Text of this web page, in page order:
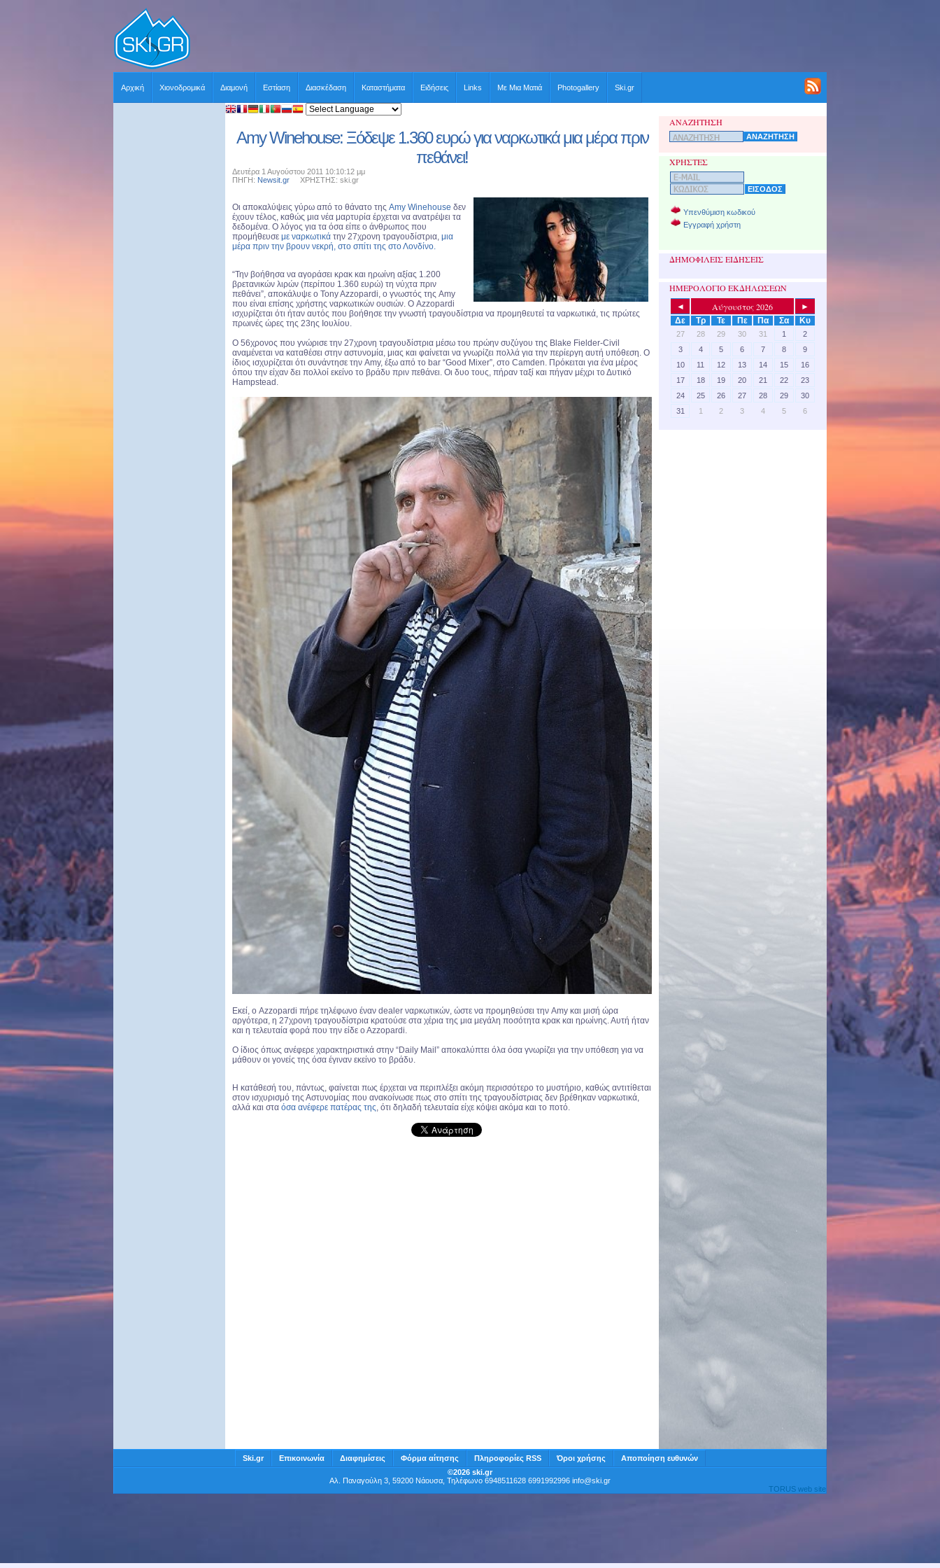
Αρχική Χιονοδρομικά Διαμονή Εστίαση Διασκέδαση Καταστήματα Ειδήσεις Links Με Μια Ματιά Photogallery Ski.gr
Amy Winehouse: Ξόδεψε 1.360 ευρώ για ναρκωτικά μια μέρα πριν
πεθάνει!
Δευτέρα 1 Αυγούστου 2011 10:10:12 μμ
ΠΗΓΗ: Newsit.gr ΧΡΗΣΤΗΣ: ski.gr
Οι αποκαλύψεις γύρω από το θάνατο της Amy Winehouse δεν
έχουν τέλος, καθώς μια νέα μαρτυρία έρχεται να ανατρέψει τα
δεδομένα. Ο λόγος για τα όσα είπε ο άνθρωπος που
προμήθευσε με ναρκωτικά την 27χρονη τραγουδίστρια, μια
μέρα πριν την βρουν νεκρή, στο σπίτι της στο Λονδίνο.
“Την βοήθησα να αγοράσει κρακ και ηρωίνη αξίας 1.200
βρετανικών λιρών (περίπου 1.360 ευρώ) τη νύχτα πριν
πεθάνει”, αποκάλυψε ο Tony Azzopardi, ο γνωστός της Amy
που είναι επίσης χρήστης ναρκωτικών ουσιών. Ο Azzopardi
ισχυρίζεται ότι ήταν αυτός που βοήθησε την γνωστή τραγουδίστρια να προμηθευτεί τα ναρκωτικά, τις πρώτες
πρωινές ώρες της 23ης Ιουλίου.
Ο 56χρονος που γνώρισε την 27χρονη τραγουδίστρια μέσω του πρώην συζύγου της Blake Fielder-Civil
αναμένεται να καταθέσει στην αστυνομία, μιας και φαίνεται να γνωρίζει πολλά για την περίεργη αυτή υπόθεση. Ο
ίδιος ισχυρίζεται ότι συνάντησε την Amy, έξω από το bar “Good Mixer”, στο Camden. Πρόκειται για ένα μέρος
όπου την είχαν δει πολλοί εκείνο το βράδυ πριν πεθάνει. Οι δυο τους, πήραν ταξί και πήγαν μέχρι το Δυτικό
Hampstead.
Εκεί, ο Azzopardi πήρε τηλέφωνο έναν dealer ναρκωτικών, ώστε να προμηθεύσει την Amy και μισή ώρα
αργότερα, η 27χρονη τραγουδίστρια κρατούσε στα χέρια της μια μεγάλη ποσότητα κρακ και ηρωίνης. Αυτή ήταν
και η τελευταία φορά που την είδε ο Αzzopardi.
Ο ίδιος όπως ανέφερε χαρακτηριστικά στην “Daily Mail” αποκαλύπτει όλα όσα γνωρίζει για την υπόθεση για να
μάθουν οι γονείς της όσα έγιναν εκείνο το βράδυ.
Η κατάθεσή του, πάντως, φαίνεται πως έρχεται να περιπλέξει ακόμη περισσότερο το μυστήριο, καθώς αντιτίθεται
στον ισχυρισμό της Αστυνομίας που ανακοίνωσε πως στο σπίτι της τραγουδίστριας δεν βρέθηκαν ναρκωτικά,
αλλά και στα όσα ανέφερε πατέρας της, ότι δηλαδή τελευταία είχε κόψει ακόμα και το ποτό.
ΑΝΑΖΗΤΗΣΗ
ΧΡΗΣΤΕΣ
Υπενθύμιση κωδικού
Εγγραφή χρήστη
ΔΗΜΟΦΙΛΕΙΣ ΕΙΔΗΣΕΙΣ
ΗΜΕΡΟΛΟΓΙΟ ΕΚΔΗΛΩΣΕΩΝ
◄ Αύγουστος 2026
►
Δε
Τρ Τε Πε Πα Σα Κυ
27 28 29 30 31 1
2
3
4 5 6 7 8
9
10
11 12 13 14 15
16
17
18 19 20 21 22
23
24
25 26 27 28 29
30
31
1 2 3 4 5 6
Ski.gr Επικοινωνία Διαφημίσεις Φόρμα αίτησης Πληροφορίες RSS Όροι χρήσης
Αποποίηση ευθυνών
©2026 ski.gr
Αλ. Παναγούλη 3, 59200 Νάουσα, Τηλέφωνο 6948511628 6991992996 info@ski.gr
TORUS web site